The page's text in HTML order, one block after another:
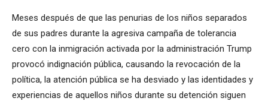
Meses después de que las penurias de los niños separados
de sus padres durante la agresiva campaña de tolerancia
cero con la inmigración activada por la administración Trump
provocó indignación pública, causando la revocación de la
política, la atención pública se ha desviado y las identidades y
experiencias de aquellos niños durante su detención siguen